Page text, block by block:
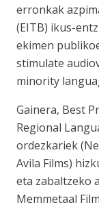
erronkak
(EITB) ikus-
ekimen
stimulate
minority
Gainera, Best
Regional
ordezkariek
Avila Films)
eta zabaltzeko
Memmetaal